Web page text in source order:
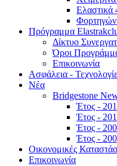
Ελαστικά
Πρόγραμμα
Δίκτυο
Όροι
Επικοινωνία
Ασφάλεια -
Νέα
Bridgestone
Έτος -
Έτος -
Έτος -
Έτος -
Οικονομικές
Επικοινωνία